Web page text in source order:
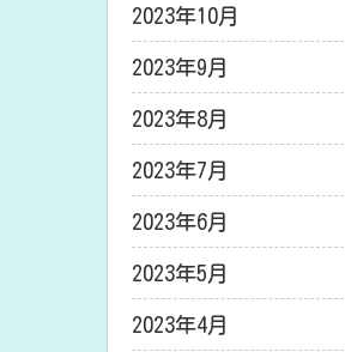
2023年10月
2023年9月
2023年8月
2023年7月
2023年6月
2023年5月
2023年4月